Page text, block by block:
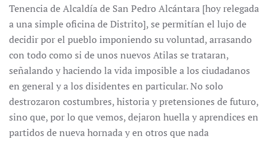
Tenencia de Alcaldía de San Pedro Alcántara [hoy relegada
a una simple oficina de Distrito], se permitían el lujo de
decidir por el pueblo imponiendo su voluntad, arrasando
con todo como si de unos nuevos Atilas se trataran,
señalando y haciendo la vida imposible a los ciudadanos
en general y a los disidentes en particular. No solo
destrozaron costumbres, historia y pretensiones de futuro,
sino que, por lo que vemos, dejaron huella y aprendices en
partidos de nueva hornada y en otros que nada